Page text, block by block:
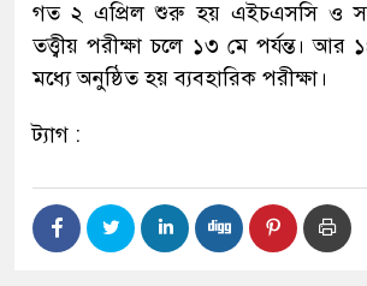
গত ২ এপ্রিল শুরু হয় এইচএসসি ও
তত্ত্বীয় পরীক্ষা চলে ১৩ মে পর্যন্ত।
মধ্যে অনুষ্ঠিত হয় ব্যবহারিক পরীক্ষা।
ট্যাগ :